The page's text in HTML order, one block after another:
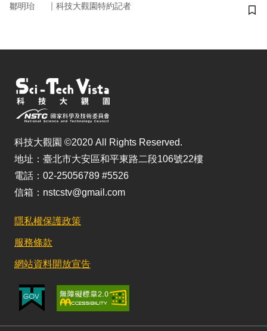
鄒明珆 ｜ 科技大觀園特約記者
儲
科技大觀園 ©2020 All Rights Reserved.
地址：臺北市大安區和平東路二段106號22樓
電話：02-25056789 #5526
信箱：nstcstv@gmail.com
隱私權保護政策
服務條款
網站資料開放宣告